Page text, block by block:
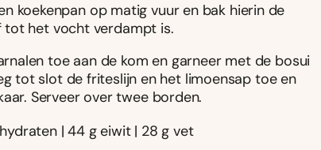
koekenpan op matig vuur en bak hierin de
tot het vocht verdampt is.
toe aan de kom en garneer met de bosui
tot slot de friteslijn en het limoensap toe en
Serveer over twee borden.
| 44 g eiwit | 28 g vet